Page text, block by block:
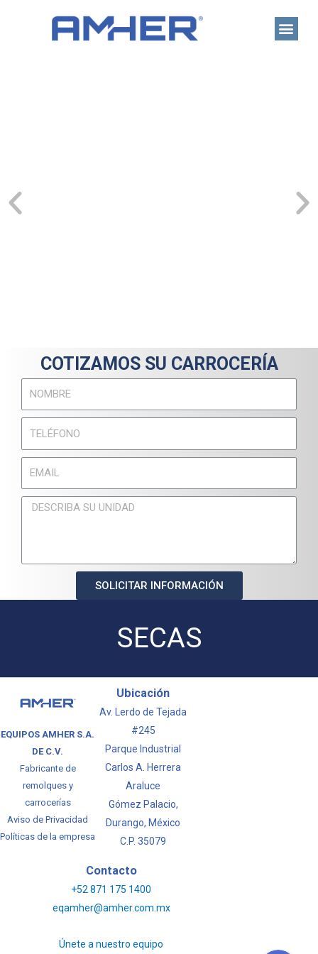
COTIZAMOS SU CARROCERÍA
SOLICITAR INFORMACIÓN
SECAS
EQUIPOS AMHER S.A.
DE C.V.
Fabricante de
remolques y
carrocerías
Aviso de Privacidad
Políticas de la empresa
Ubicación
Av. Lerdo de Tejada
#245
Parque Industrial
Carlos A. Herrera
Araluce
Gómez Palacio,
Durango, México
C.P. 35079
Contacto
+52 871 175 1400
eqamher@amher.com.mx
Únete a nuestro equipo